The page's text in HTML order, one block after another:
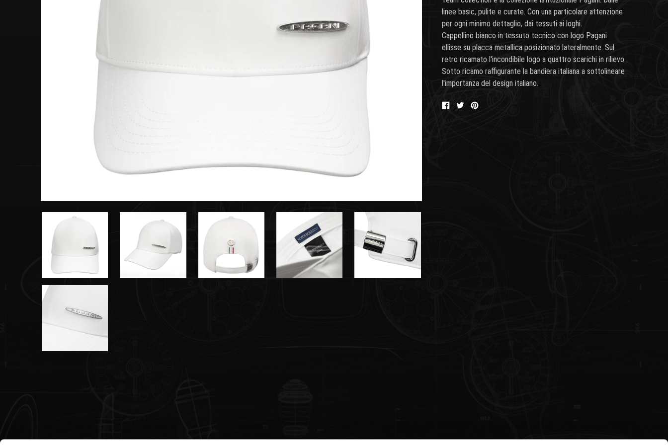
linee basic, pulite e curate. Con una particolare attenzione
per ogni minimo dettaglio, dai tessuti ai loghi.
Cappellino bianco in tessuto tecnico con logo Pagani
ellisse su placca metallica posizionato lateralmente. Sul
retro ricamato l'incondibile logo a quattro scarichi in rilievo.
Sotto ricamo raffigurante la bandiera italiana a sottolineare
l'importanza del design italiano.
Condividi
su
CondividiCondividi